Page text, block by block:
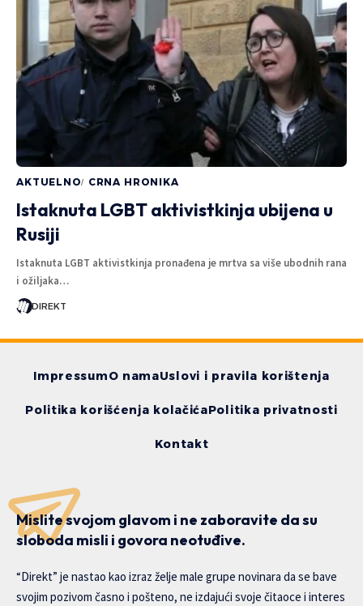
AKTUELNO CRNA HRONIKA
Istaknuta LGBT aktivistkinja ubijena u
Rusiji
Istaknuta LGBT aktivistkinja pronađena je mrtva sa više ubodnih rana
i ožiljaka…
DIREKT
ImpressumO namaUslovi i pravila korištenja
Politika korišćenja kolačićaPolitika privatnosti
Kontakt
Mislite svojom glavom i ne zaboravite da su
sloboda misli i govora neotuđive.
“Direkt” je nastao kao izraz želje male grupe novinara da se bave
svojim pozivom časno i pošteno, ne izdajući svoje čitaoce i interes